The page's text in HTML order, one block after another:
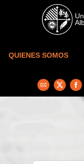
Skip to main content
QUIENES SOMOS